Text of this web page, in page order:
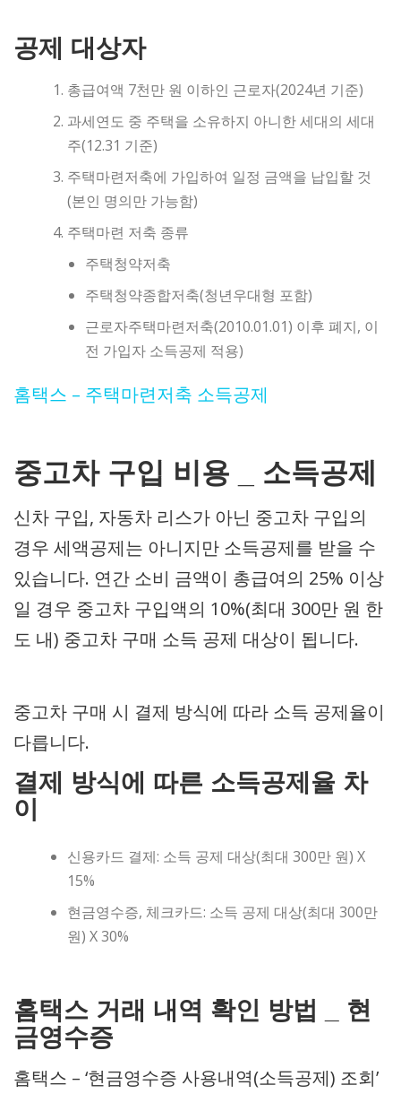
공제 대상자
총급여액 7천만 원 이하인 근로자(2024년 기준)
과세연도 중 주택을 소유하지 아니한 세대의 세대
주(12.31 기준)
주택마련저축에 가입하여 일정 금액을 납입할 것
(본인 명의만 가능함)
주택마련 저축 종류
주택청약저축
주택청약종합저축(청년우대형 포함)
근로자주택마련저축(2010.01.01) 이후 폐지, 이
전 가입자 소득공제 적용)
홈택스 – 주택마련저축 소득공제
중고차 구입 비용 _ 소득공제
신차 구입, 자동차 리스가 아닌 중고차 구입의
경우 세액공제는 아니지만 소득공제를 받을 수
있습니다. 연간 소비 금액이 총급여의 25% 이상
일 경우 중고차 구입액의 10%(최대 300만 원 한
도 내) 중고차 구매 소득 공제 대상이 됩니다.
중고차 구매 시 결제 방식에 따라 소득 공제율이
다릅니다.
결제 방식에 따른 소득공제율 차
이
신용카드 결제: 소득 공제 대상(최대 300만 원) X
15%
현금영수증, 체크카드: 소득 공제 대상(최대 300만
원) X 30%
홈택스 거래 내역 확인 방법 _ 현
금영수증
홈택스 – ‘현금영수증 사용내역(소득공제) 조회’